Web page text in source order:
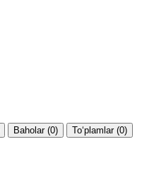
Baholar (0) To‘plamlar (0)